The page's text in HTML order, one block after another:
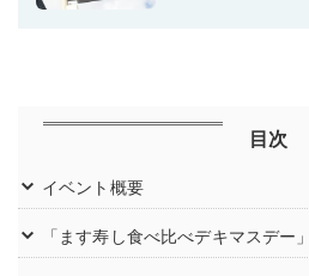
目次
イベント概要
「ます寿し食べ比べデキマスデー